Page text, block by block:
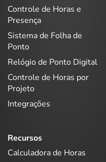
Controle de Horas e
Presença
Sistema de Folha de
Ponto
Relógio de Ponto Digital
Controle de Horas por
Projeto
Integrações
Recursos
Calculadora de Horas